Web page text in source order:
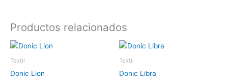
Productos relacionados
Textil
Donic Lion
Textil
Donic Libra